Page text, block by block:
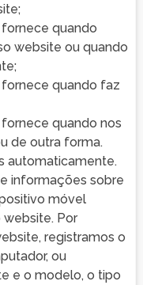
quando
website ou quando
quando faz
quando nos
de outra forma.
automaticamente.
informações sobre
móvel
website. Por
registramos o
ou
e o modelo, o tipo